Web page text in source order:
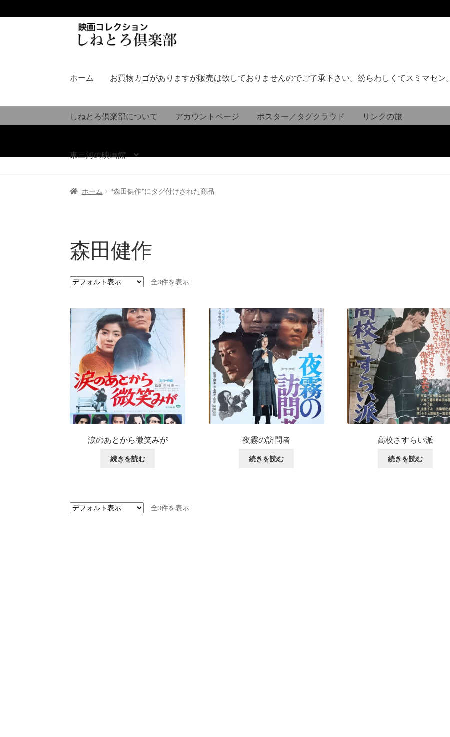
シ
へ
ス
ッ
ツ
キ
ッ
ホーム お買物カゴがありますが販売は致しておりませんのでご了承下さい。紛らわしくてスミマセン。
しねとろ倶楽部について アカウントページ ポスター／タグクラウド リンクの旅
東三河の映画館
ホーム “森田健作”にタグ付けされた商品
森田健作
全3件を表示
涙のあとから微笑みが
続きを読む
夜霧の訪問者
続きを読む
高校さすらい派
続きを読む
全3件を表示